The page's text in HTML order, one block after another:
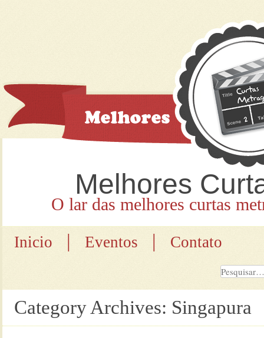
Melhores
O lar das melhores curtas
Inicio | Eventos | Contato
Category Archives: Singapura